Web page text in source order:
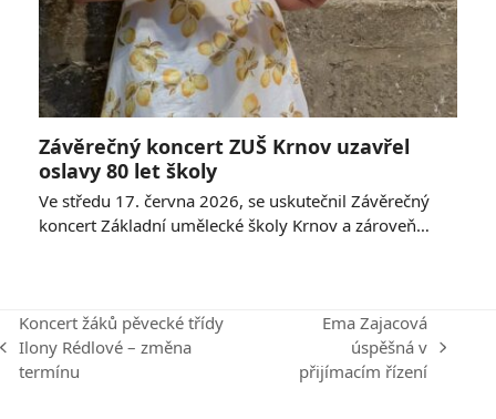
Závěrečný koncert ZUŠ Krnov uzavřel
oslavy 80 let školy
Ve středu 17. června 2026, se uskutečnil Závěrečný
koncert Základní umělecké školy Krnov a zároveň…
previous
post:
Koncert žáků pěvecké třídy
Ilony Rédlové – změna
termínu
post:
Ema Zajacová
úspěšná v
přijímacím řízení